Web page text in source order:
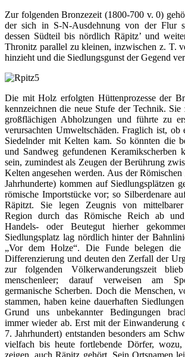
Zur folgenden Bronzezeit (1800-700 v. 0)
der sich in S-N-Ausdehnung von der Flur
dessen Südteil bis nördlich Räpitz’ und
Thronitz parallel zu kleinen, inzwischen z. T.
hinzieht und die Siedlungsgunst der Gegend
Die mit Holz erfolgten Hüttenprozesse der
kennzeichnen die neue Stufe der Technik. Sie
großflächigen Abholzungen und führte zu
verursachten Umweltschäden. Fraglich ist,
Siedelnder mit Kelten kam. So könnten die
und Sandweg gefundenen Keramikscherben
sein, zumindest als Zeugen der Berührung
Kelten angesehen werden. Aus der
Jahrhunderte) kommen auf Siedlungsplätzen
römische Importstücke vor; so Silberdenare
Räpitzt. Sie legen Zeugnis von
Region durch das Römische Reich ab
Handels- oder Beutegut hierher
Siedlungsplatz lag nördlich hinter der
„Vor dem Holze“. Die Funde belegen die
Differenzierung und deuten den Zerfall der
zur folgenden Völkerwanderungszeit
menschenleer; darauf verweisen am
germanische Scherben. Doch die Menschen,
stammen, haben keine dauerhaften
Grund uns unbekannter Bedingungen
immer wieder ab. Erst mit der Einwanderung
7. Jahrhundert) entstanden besonders am
vielfach bis heute fortlebende Dörfer, wozu,
zeigen, auch Räpitz gehört. Sein Ortsnamen